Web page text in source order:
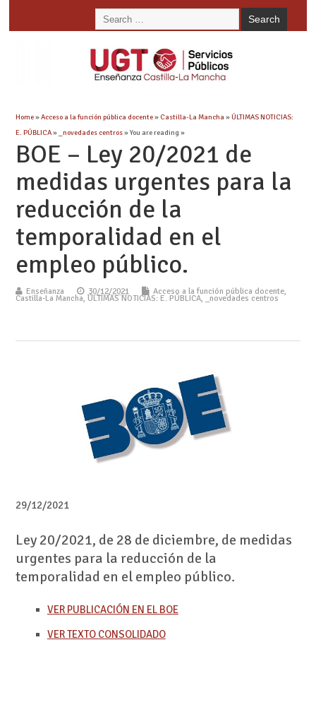
Home»Acceso a la función pública docente» Castilla-La Mancha »ÚLTIMAS NOTICIAS:
E. PÚBLICA» _novedades centros» You are reading »
BOE – Ley 20/2021 de
medidas urgentes para la
reducción de la
temporalidad en el
empleo público.
Enseñanza 30/12/2021 Acceso a la función pública docente,
Castilla-La Mancha, ÚLTIMAS NOTICIAS: E. PÚBLICA, _novedades centros
29/12/2021
Ley 20/2021, de 28 de diciembre, de medidas
urgentes para la reducción de la
temporalidad en el empleo público.
VER PUBLICACIÓN EN EL BOE
VER TEXTO CONSOLIDADO